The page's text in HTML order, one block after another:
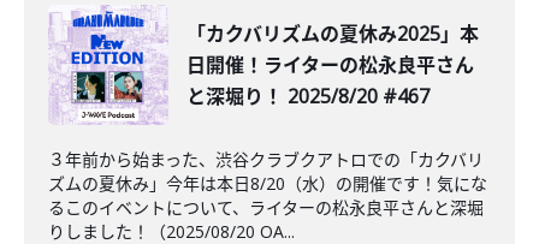
「カクバリズムの夏休み2025」本
日開催！ライターの松永良平さん
と深堀り！ 2025/8/20 #467
３年前から始まった、渋谷クラブクアトロでの「カクバリ
ズムの夏休み」今年は本日8/20（水）の開催です！気にな
るこのイベントについて、ライターの松永良平さんと深堀
りしました！（2025/08/20 OA...